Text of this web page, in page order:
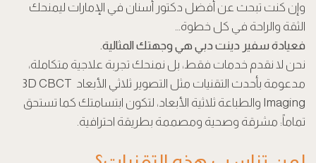
وإن كنت تبحث عن أفضل دكتور أسنان في الإمارات ليمنحك
الثقة والراحة في كل خطوة…
فعيادة سفير دينت دبي هي وجهتك المثالية.
نحن لا نقدم خدمات فقط، بل نمنحك تجربة علاجية متكاملة،
مدعومة بأحدث التقنيات مثل التصوير ثلاثي الأبعاد 3D CBCT
Imaging والطباعة ثلاثية الأبعاد، لتكون ابتسامتك كما تستحق
تماماً: مشرقة وصحية ومصممة بطريقة احترافية.